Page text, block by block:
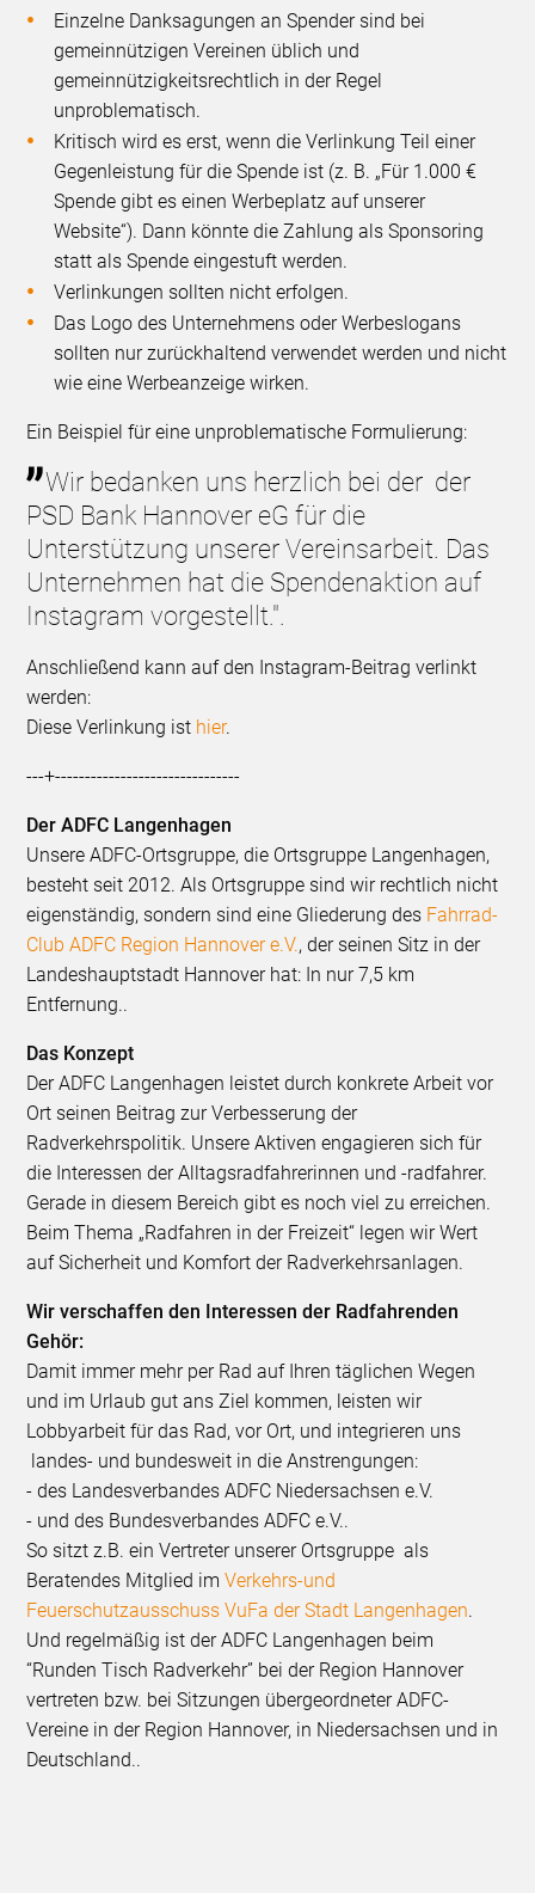
Einzelne Danksagungen an Spender sind bei
gemeinnützigen Vereinen üblich und
gemeinnützigkeitsrechtlich in der Regel
unproblematisch.
Kritisch wird es erst, wenn die Verlinkung Teil einer
Gegenleistung für die Spende ist (z. B. „Für 1.000 €
Spende gibt es einen Werbeplatz auf unserer
Website“). Dann könnte die Zahlung als Sponsoring
statt als Spende eingestuft werden.
Verlinkungen sollten nicht erfolgen.
Das Logo des Unternehmens oder Werbeslogans
sollten nur zurückhaltend verwendet werden und nicht
wie eine Werbeanzeige wirken.
Ein Beispiel für eine unproblematische Formulierung:
Wir bedanken uns herzlich bei der der
PSD Bank Hannover eG für die
Unterstützung unserer Vereinsarbeit. Das
Unternehmen hat die Spendenaktion auf
Instagram vorgestellt.".
Anschließend kann auf den Instagram-Beitrag verlinkt
werden:
Diese Verlinkung ist hier.
---+-------------------------------
Der ADFC Langenhagen
Unsere ADFC-Ortsgruppe, die Ortsgruppe Langenhagen,
besteht seit 2012. Als Ortsgruppe sind wir rechtlich nicht
eigenständig, sondern sind eine Gliederung des Fahrrad-
Club ADFC Region Hannover e.V., der seinen Sitz in der
Landeshauptstadt Hannover hat: In nur 7,5 km
Entfernung..
Das Konzept
Der ADFC Langenhagen leistet durch konkrete Arbeit vor
Ort seinen Beitrag zur Verbesserung der
Radverkehrspolitik. Unsere Aktiven engagieren sich für
die Interessen der Alltagsradfahrerinnen und -radfahrer.
Gerade in diesem Bereich gibt es noch viel zu erreichen.
Beim Thema „Radfahren in der Freizeit“ legen wir Wert
auf Sicherheit und Komfort der Radverkehrsanlagen.
Wir verschaffen den Interessen der Radfahrenden
Gehör:
Damit immer mehr per Rad auf Ihren täglichen Wegen
und im Urlaub gut ans Ziel kommen, leisten wir
Lobbyarbeit für das Rad, vor Ort, und integrieren uns
landes- und bundesweit in die Anstrengungen:
- des Landesverbandes ADFC Niedersachsen e.V.
- und des Bundesverbandes ADFC e.V..
So sitzt z.B. ein Vertreter unserer Ortsgruppe als
Beratendes Mitglied imVerkehrs-und
Feuerschutzausschuss VuFa der Stadt Langenhagen.
Und regelmäßig ist der ADFC Langenhagen beim
“Runden Tisch Radverkehr” bei der Region Hannover
vertreten bzw. bei Sitzungen übergeordneter ADFC-
Vereine in der Region Hannover, in Niedersachsen und in
Deutschland..